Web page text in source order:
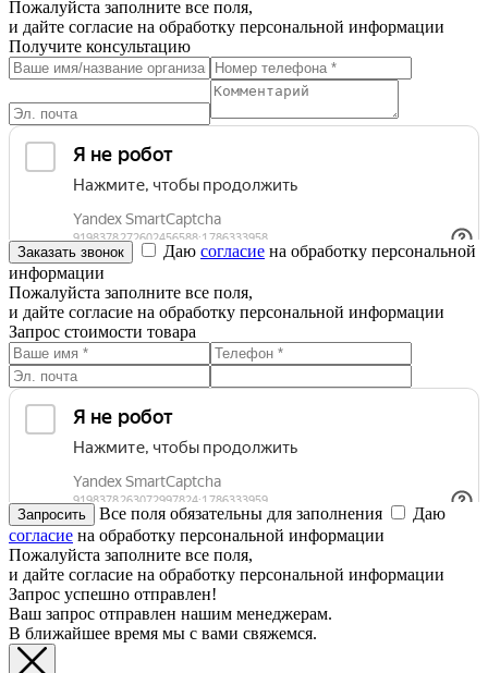
Пожалуйста заполните все поля,
и дайте согласие на обработку персональной информации
Получите консультацию
Даю согласие на обработку персональной
информации
Пожалуйста заполните все поля,
и дайте согласие на обработку персональной информации
Запрос стоимости товара
Все поля обязательны для заполнения
Даю
согласие на обработку персональной информации
Пожалуйста заполните все поля,
и дайте согласие на обработку персональной информации
Запрос успешно отправлен!
Ваш запрос отправлен нашим менеджерам.
В ближайшее время мы с вами свяжемся.